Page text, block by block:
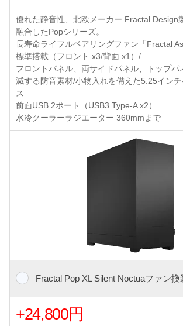
優れた静音性、北欧メーカー Fractal Design
融合したPopシリーズ。
長寿命ライフルベアリングファン「Fractal
標準搭載（フロント x3/背面 x1）/
フロントパネル、両サイドパネル、トップパ
減する防音素材/小物入れを備えた5.25イン
ス
前面USB 2ポート（USB3 Type-A x2）
水冷クーラーラジエーター 360mmまで
Fractal Pop XL Silent Noctuaファン換
+24,800円